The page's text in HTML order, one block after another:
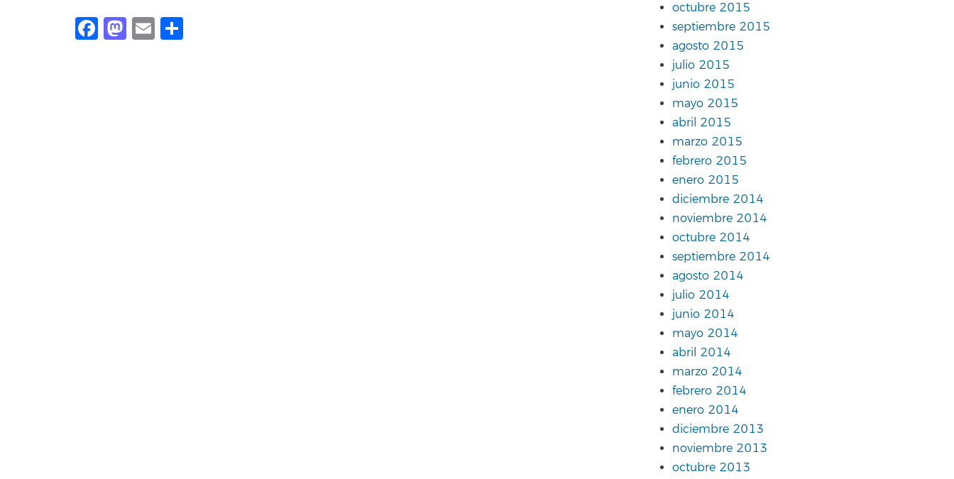
Facebook
Mastodon
Email
octubre 2015
septiembre 2015
agosto 2015
julio 2015
junio 2015
mayo 2015
abril 2015
marzo 2015
febrero 2015
enero 2015
diciembre 2014
noviembre 2014
octubre 2014
septiembre 2014
agosto 2014
julio 2014
junio 2014
mayo 2014
abril 2014
marzo 2014
febrero 2014
enero 2014
diciembre 2013
noviembre 2013
octubre 2013